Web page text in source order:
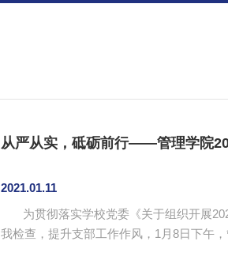
从严从实，砥砺前行——管理学院
2021.01.11
为贯彻落实学校党委《关于组织开展
我检查，提升支部工作作风，1月8日下午